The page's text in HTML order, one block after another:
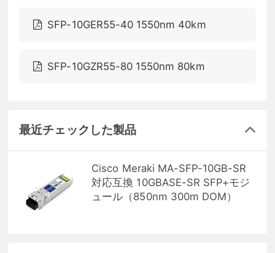
SFP-10GER55-40 1550nm 40km
SFP-10GZR55-80 1550nm 80km
最近チェックした製品
Cisco Meraki MA-SFP-10GB-SR
対応互換 10GBASE-SR SFP+モジ
ュール（850nm 300m DOM）